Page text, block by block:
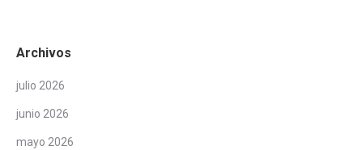
Archivos
julio 2026
junio 2026
mayo 2026